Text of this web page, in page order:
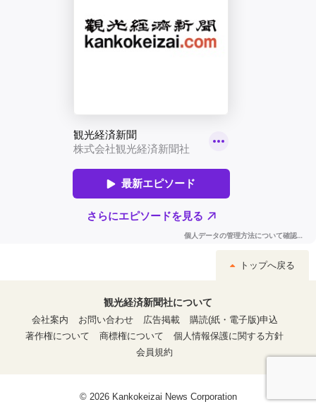
トップへ戻る
観光経済新聞社について
会社案内
お問い合わせ 広告掲載
購読(紙・電子版)申込
著作権について
商標権について
個人情報保護に関する方針
会員規約
© 2026 Kankokeizai News Corporation